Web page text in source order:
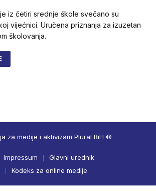
iz četiri srednje škole svečano su
vijećnici. Uručena priznanja za izuzetan
školovanja.
za medije i aktivizam Plural BiH ©
Impressum
Glavni urednik
Kodeks za online medije